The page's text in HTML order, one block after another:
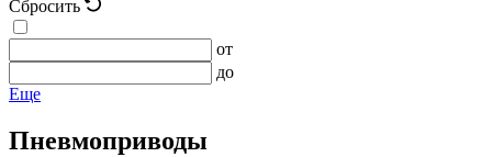
Сбросить
от
до
Еще
Пневмоприводы